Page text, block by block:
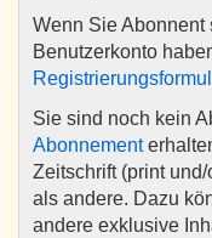
Wenn Sie Abonnent
Benutzerkonto
Sie sind noch kein
Abonnement
Zeitschrift (print
als andere. Dazu
andere exklusive